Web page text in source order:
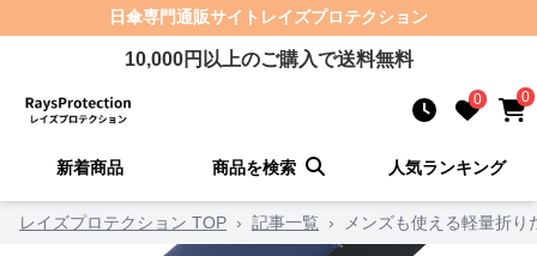
日傘専門通販サイト レイズプロテクション
10,000円以上のご購入で送料無料
0 0
新着商品 商品を検索 人気ランキング
レイズプロテクション TOP › 記事一覧 › メンズも使える軽量折